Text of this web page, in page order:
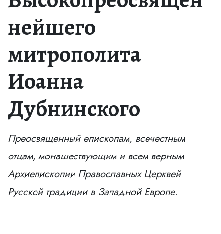
нейшего
митрополита
Иоанна
Дубнинского
Преосвященный епископам, всечестным
отцам, монашествующим и всем верным
Архиепископии Православных Церквей
Русской традиции в Западной Европе.